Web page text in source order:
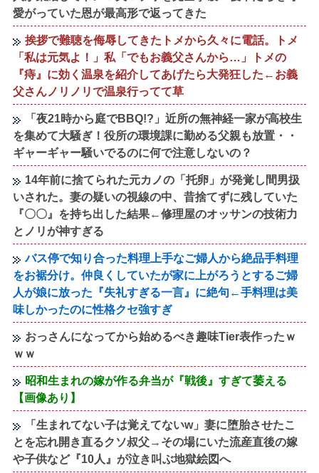
愛がっていた恩が最高形で返ってきた
挨拶で難聴を侮辱してきたトメから久々に電話。トメ
「私は元気よ！」私「でもお義父さんから…」トメの
『痔』に効く温泉を紹介してあげたら大発狂した←お義
父さんノリノリで温泉行ってて草
「夜21時から庭でBBQ!?」近所の無神経一家が高校生
を集めて大騒ぎ！役所の環境課に勤める父親も放置・・
ギャーギャー騒いでるのに何で注意しないの？
14年前に捨てられた元カノの「托卵」が発覚し間男扱
いされた。妻の疑いの視線の中、昔捨てずに残していた
『〇〇』を持ち出した結果←修理屋のオッサンの技術力
とノリが神すぎる
バス停で知り合った料理上手なご婦人から絶品手料理
をお裾分け。仲良くしていたが家に上がろうとするご婦
人が娘に放った『失礼すぎる一言』に絶句←手料理は美
味しかったのに性格クセ強すぎ
おっさんになってから始めるべき趣味Tier表作ったｗ
ｗｗ
昭和生まれの嫁が作る弁当が『戦後』すぎて萎える
【画像あり】
「生まれてない子は覚えてないw」妻に堕胎させたこ
とを忘れ開き直るクソ叔父→その場にいた流産直後の嫁
や子供など『10人』が泣き叫ぶ地獄絵図へ